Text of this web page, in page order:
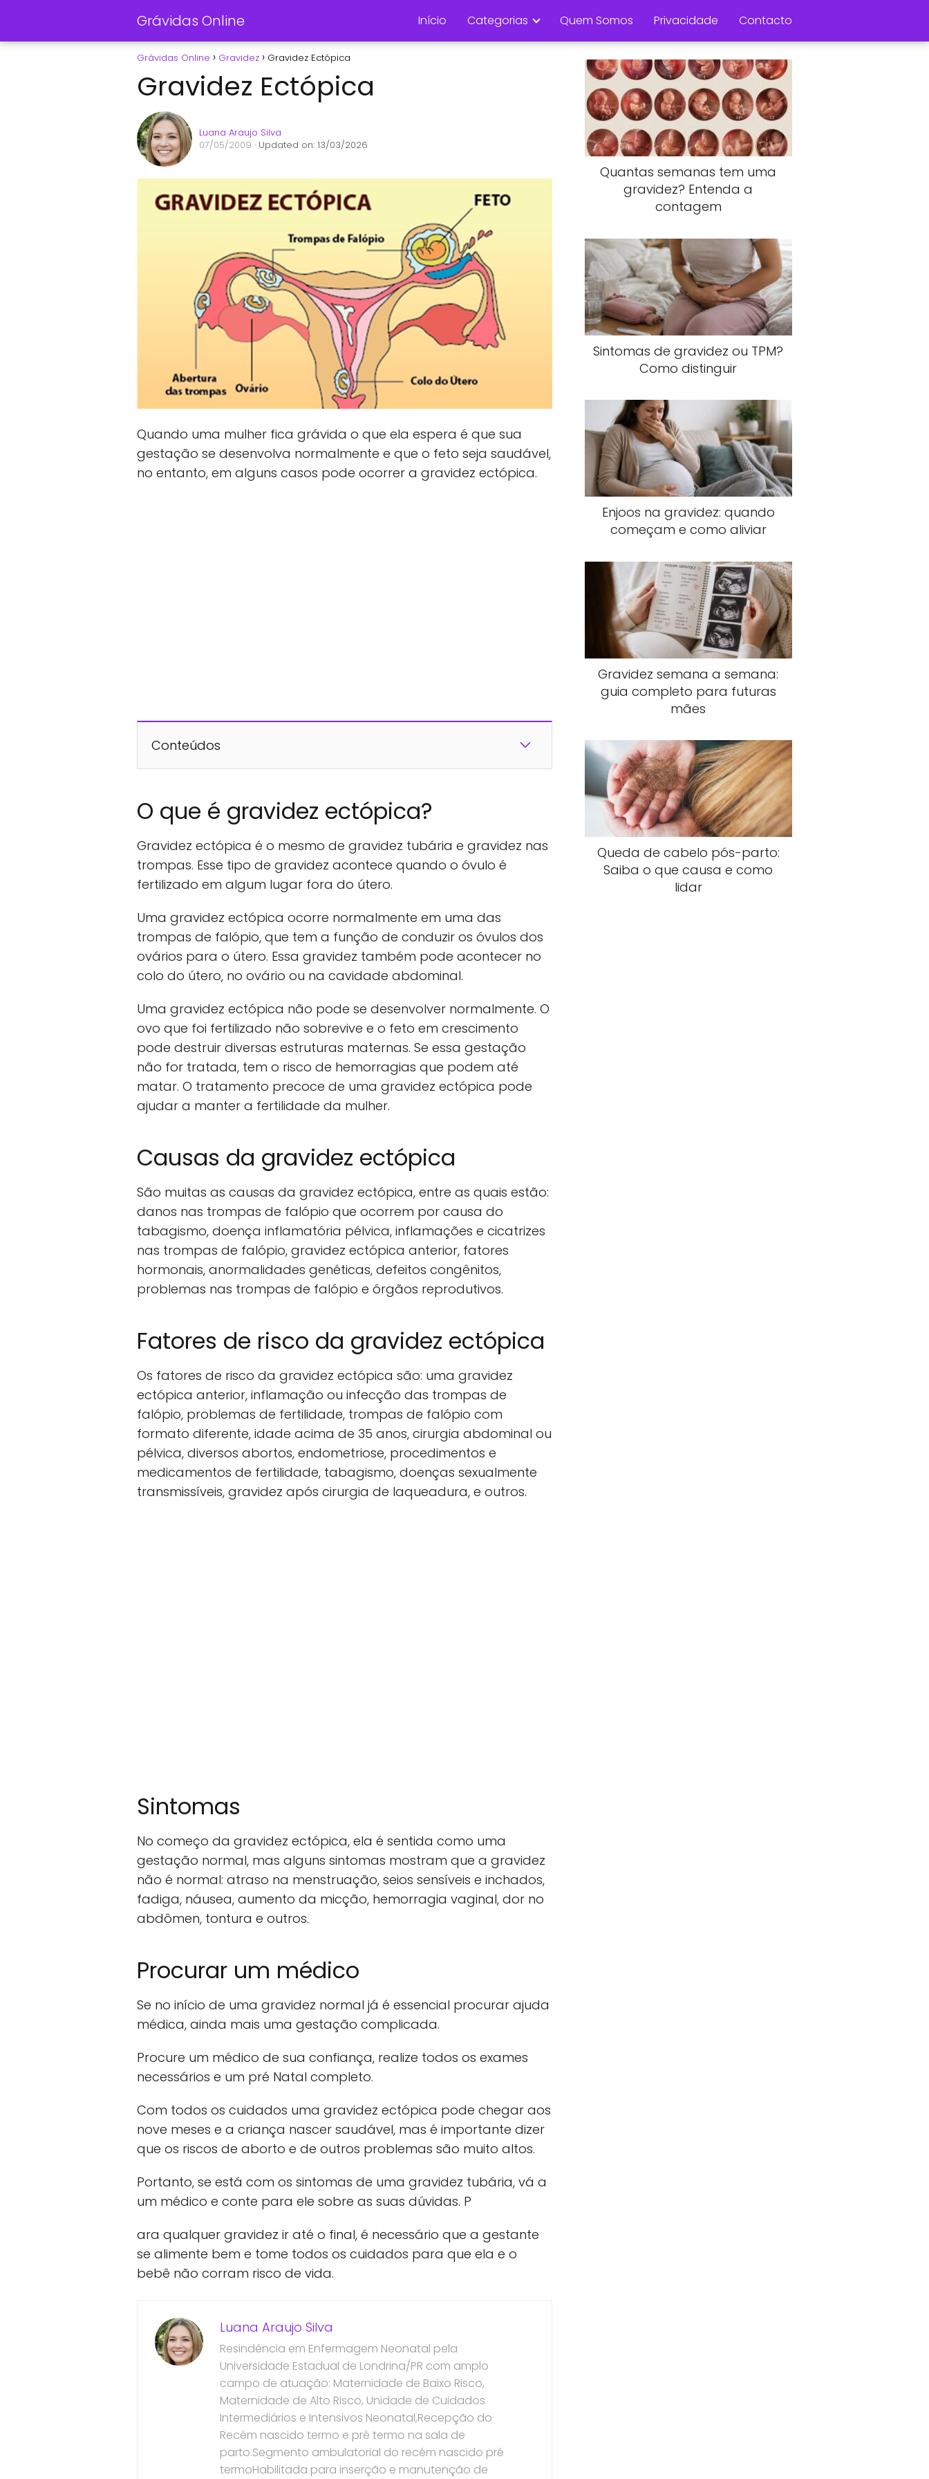
Grávidas Online Início Categorias Quem Somos Privacidade Contacto
Grávidas Online Gravidez Gravidez Ectópica
Gravidez Ectópica
Luana Araujo Silva
07/05/2009 · Updated on: 13/03/2026
Quando uma mulher fica grávida o que ela espera é que sua
gestação se desenvolva normalmente e que o feto seja saudável,
no entanto, em alguns casos pode ocorrer a gravidez ectópica.
Conteúdos
O que é gravidez ectópica?
Gravidez ectópica é o mesmo de gravidez tubária e gravidez nas
trompas. Esse tipo de gravidez acontece quando o óvulo é
fertilizado em algum lugar fora do útero.
Uma gravidez ectópica ocorre normalmente em uma das
trompas de falópio, que tem a função de conduzir os óvulos dos
ovários para o útero. Essa gravidez também pode acontecer no
colo do útero, no ovário ou na cavidade abdominal.
Uma gravidez ectópica não pode se desenvolver normalmente. O
ovo que foi fertilizado não sobrevive e o feto em crescimento
pode destruir diversas estruturas maternas. Se essa gestação
não for tratada, tem o risco de hemorragias que podem até
matar. O tratamento precoce de uma gravidez ectópica pode
ajudar a manter a fertilidade da mulher.
Causas da gravidez ectópica
São muitas as causas da gravidez ectópica, entre as quais estão:
danos nas trompas de falópio que ocorrem por causa do
tabagismo, doença inflamatória pélvica, inflamações e cicatrizes
nas trompas de falópio, gravidez ectópica anterior, fatores
hormonais, anormalidades genéticas, defeitos congênitos,
problemas nas trompas de falópio e órgãos reprodutivos.
Fatores de risco da gravidez ectópica
Os fatores de risco da gravidez ectópica são: uma gravidez
ectópica anterior, inflamação ou infecção das trompas de
falópio, problemas de fertilidade, trompas de falópio com
formato diferente, idade acima de 35 anos, cirurgia abdominal ou
pélvica, diversos abortos, endometriose, procedimentos e
medicamentos de fertilidade, tabagismo, doenças sexualmente
transmissíveis, gravidez após cirurgia de laqueadura, e outros.
Sintomas
No começo da gravidez ectópica, ela é sentida como uma
gestação normal, mas alguns sintomas mostram que a gravidez
não é normal: atraso na menstruação, seios sensíveis e inchados,
fadiga, náusea, aumento da micção, hemorragia vaginal, dor no
abdômen, tontura e outros.
Procurar um médico
Se no início de uma gravidez normal já é essencial procurar ajuda
médica, ainda mais uma gestação complicada.
Procure um médico de sua confiança, realize todos os exames
necessários e um pré Natal completo.
Com todos os cuidados uma gravidez ectópica pode chegar aos
nove meses e a criança nascer saudável, mas é importante dizer
que os riscos de aborto e de outros problemas são muito altos.
Portanto, se está com os sintomas de uma gravidez tubária, vá a
um médico e conte para ele sobre as suas dúvidas. P
ara qualquer gravidez ir até o final, é necessário que a gestante
se alimente bem e tome todos os cuidados para que ela e o
bebê não corram risco de vida.
Luana Araujo Silva
Resindência em Enfermagem Neonatal pela
Universidade Estadual de Londrina/PR com amplo
campo de atuação: Maternidade de Baixo Risco,
Maternidade de Alto Risco, Unidade de Cuidados
Intermediários e Intensivos Neonatal,Recepção do
Recém nascido termo e pré termo na sala de
parto.Segmento ambulatorial do recém nascido pré
termoHabilitada para inserção e manutenção de
Quantas semanas tem uma
gravidez? Entenda a
contagem
Sintomas de gravidez ou TPM?
Como distinguir
Enjoos na gravidez: quando
começam e como aliviar
Gravidez semana a semana:
guia completo para futuras
mães
Queda de cabelo pós-parto:
Saiba o que causa e como
lidar